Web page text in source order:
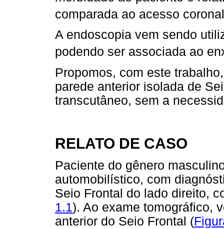
comparada ao acesso coronal
A endoscopia vem sendo
podendo ser associada ao
Propomos, com este
parede anterior isolada de
transcutâneo, sem a
RELATO DE CASO
Paciente do gênero
automobilístico, com
Seio Frontal do lado direito,
1.1). Ao exame tomográfico,
anterior do Seio Frontal (